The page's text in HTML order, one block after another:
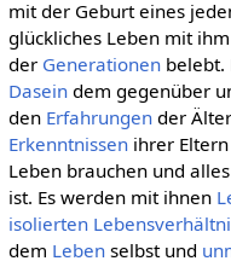
mit der Geburt eines
glückliches Leben mit
der Generationenbelebt.
Daseindem gegenüber
den Erfahrungender
Erkenntnissenihrer
Leben brauchen und
ist. Es werden mit ihnen
isolierten
dem Lebenselbst und